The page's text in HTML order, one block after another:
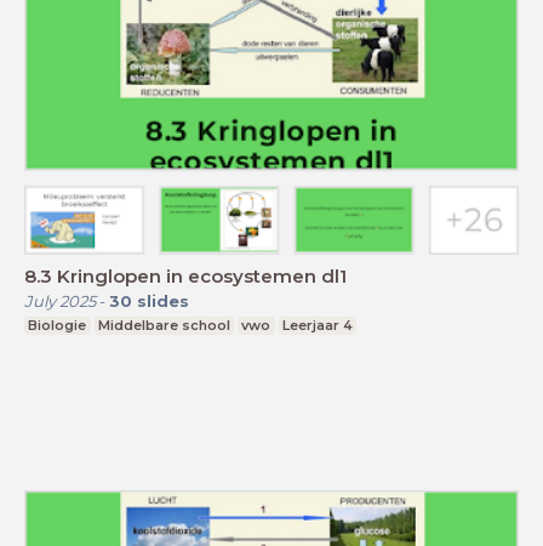
8.3 Kringlopen in ecosystemen dl1
July 2025- 30 slides
Biologie Middelbare school vwo Leerjaar 4